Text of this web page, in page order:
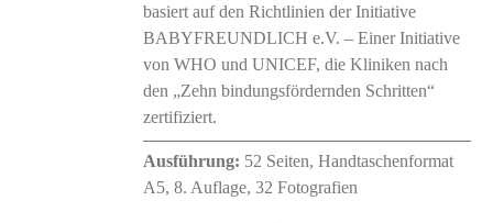
basiert auf den Richtlinien der Initiative
BABYFREUNDLICH e.V. – Einer Initiative
von WHO und UNICEF, die Kliniken nach
den „Zehn bindungsfördernden Schritten“
zertifiziert.
Ausführung: 52 Seiten, Handtaschenformat
A5, 8. Auflage, 32 Fotografien